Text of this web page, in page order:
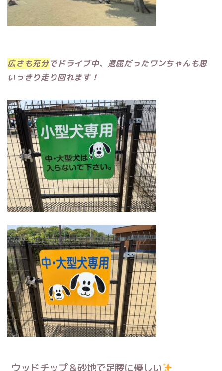
広さも充分でドライブ中、退屈だったワンちゃんも思
いっきり走り回れます！
ウッドチップ＆砂地で足腰に優しい